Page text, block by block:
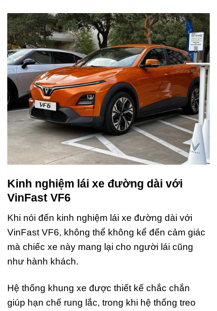
Kinh nghiệm lái xe đường dài với
VinFast VF6
Khi nói đến kinh nghiệm lái xe đường dài với
VinFast VF6, không thể không kể đến cảm giác
mà chiếc xe này mang lại cho người lái cũng
như hành khách.
Hệ thống khung xe được thiết kế chắc chắn
giúp hạn chế rung lắc, trong khi hệ thống treo